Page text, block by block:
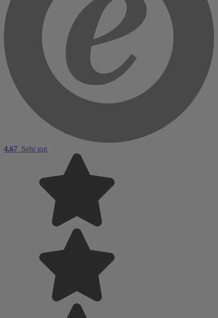
4.67 Sehr gut